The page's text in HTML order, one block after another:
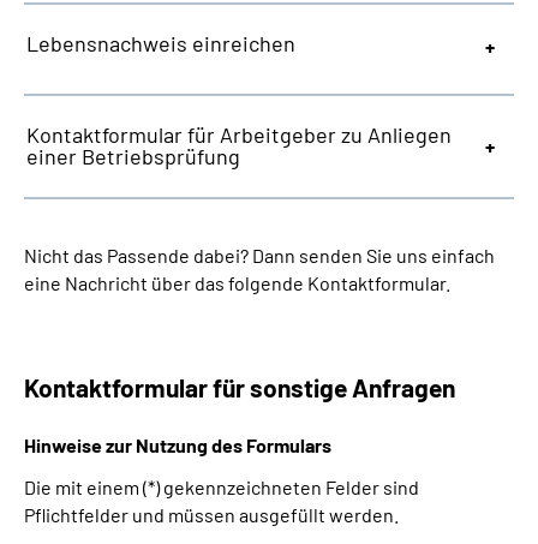
Lebensnachweis einreichen
Kontaktformular für Arbeitgeber zu Anliegen
einer Betriebsprüfung
Nicht das Passende dabei? Dann senden Sie uns einfach
eine Nachricht über das folgende Kontaktformular.
Kontaktformular für sonstige Anfragen
Hinweise zur Nutzung des Formulars
Die mit einem (*) gekennzeichneten Felder sind
Pflichtfelder und müssen ausgefüllt werden.